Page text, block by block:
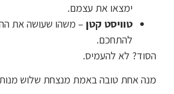
ימצאו את עצמם.
טוויסט קטן – משהו שעושה את
להתחכם.
הסוד? לא להעמיס.
מנה אחת טובה באמת מנצחת שלוש